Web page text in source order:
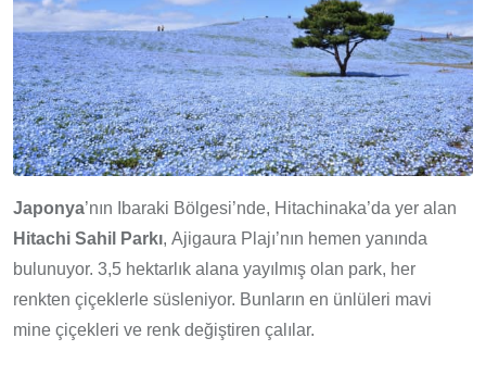
Japonya’nın Ibaraki Bölgesi’nde, Hitachinaka’da yer alan
Hitachi Sahil Parkı, Ajigaura Plajı’nın hemen yanında
bulunuyor. 3,5 hektarlık alana yayılmış olan park, her
renkten çiçeklerle süsleniyor. Bunların en ünlüleri mavi
mine çiçekleri ve renk değiştiren çalılar.